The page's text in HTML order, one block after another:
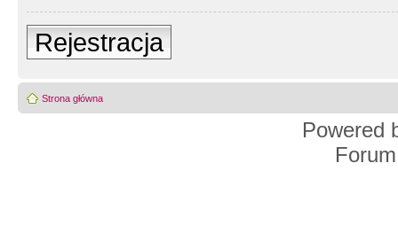
Rejestracja
Strona główna
Powered